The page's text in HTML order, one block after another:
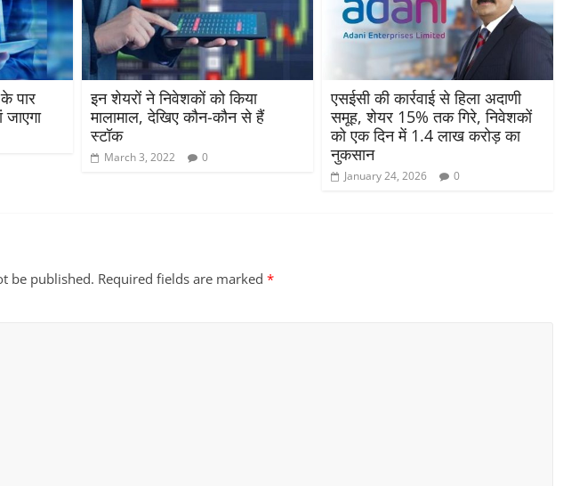
पार
इन शेयरों ने निवेशकों को किया
मालामाल, देखिए कौन-कौन से हैं
स्टॉक
March 3, 2022 0
एसईसी की कार्रवाई से हिला अदाणी
समूह, शेयर 15% तक गिरे, निवेशकों
को एक दिन में 1.4 लाख करोड़ का
नुकसान
January 24, 2026 0
be published. Required fields are marked *